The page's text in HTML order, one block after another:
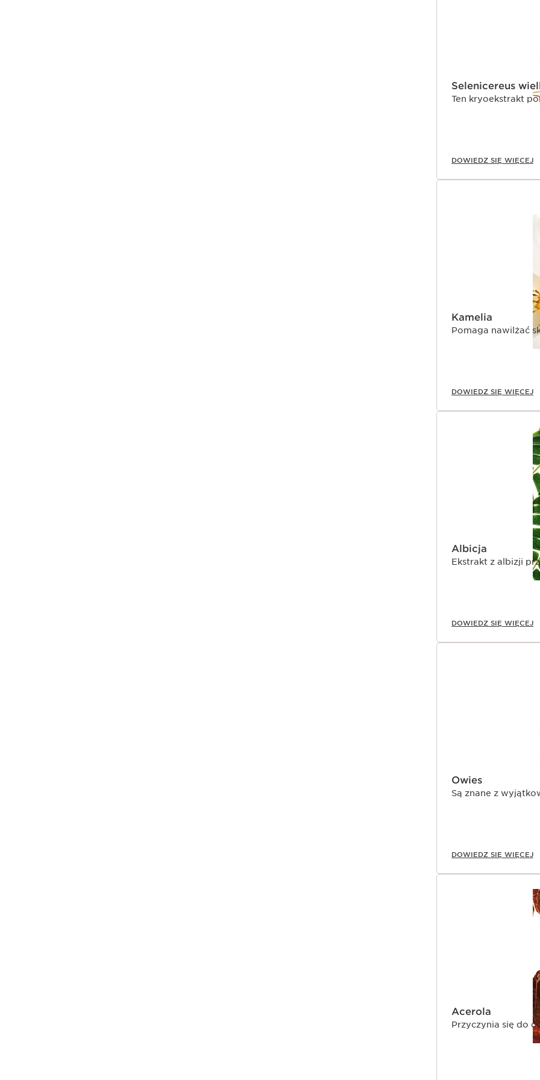
Selenicereus
Ten kryoekstrakt
DOWIEDZ SIĘ WIĘCEJ
Kamelia
Pomaga nawilżać
DOWIEDZ SIĘ WIĘCEJ
Albicja
Ekstrakt z albizji
DOWIEDZ SIĘ WIĘCEJ
Owies
Są znane z
DOWIEDZ SIĘ WIĘCEJ
Acerola
Przyczynia się do